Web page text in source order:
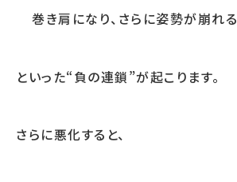
巻き肩になり、さらに姿勢が崩れる
といった“負の連鎖”が起こります。
さらに悪化すると、